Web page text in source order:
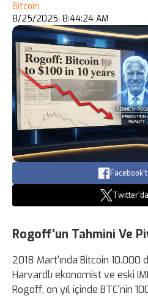
Bitcoin
8/25/2025, 8:44:24 AM
Rogoff'un Tahmini Ve
2018 Mart'ında Bitcoin 10.000
Harvardlı ekonomist ve eski
Rogoff, on yıl içinde BTC'nin